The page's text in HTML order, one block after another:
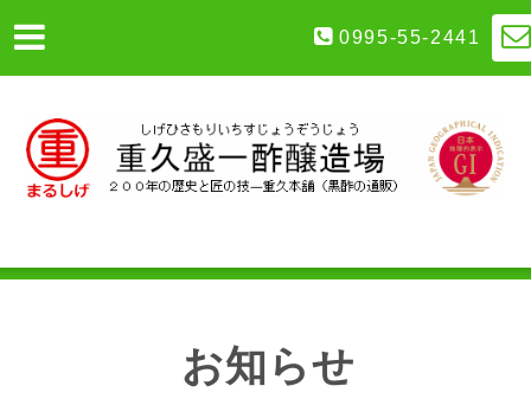
0995-55-2441
お知らせ